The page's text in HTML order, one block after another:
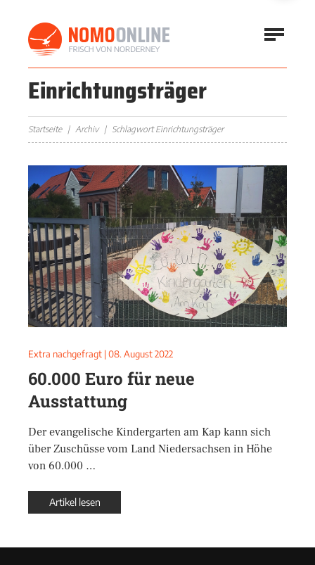
Einrichtungsträger
Startseite Archiv Schlagwort Einrichtungsträger
Extra nachgefragt | 08. August 2022
60.000 Euro für neue
Ausstattung
Der evangelische Kindergarten am Kap kann sich
über Zuschüsse vom Land Niedersachsen in Höhe
von 60.000 …
Artikel lesen